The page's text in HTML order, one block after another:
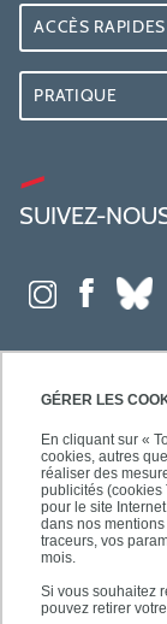
GÉRER LES
En cliquant sur «
cookies, autres
réaliser des
publicités (cookies
pour le site
dans nos
traceurs, vos
mois.
Si vous souhaitez
pouvez retirer
ACCÈS RAPIDES
PRATIQUE
SUIVEZ-